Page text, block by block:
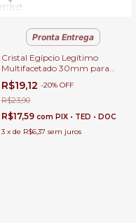
Pronta Entrega
Cristal Egípcio Legítimo
Multifacetado 30mm para
Feng Shui • Original
R$19,12 -20% OFF
R$23,90
R$17,59 com PIX • TED • DOC
3 x de R$6,37 sem juros